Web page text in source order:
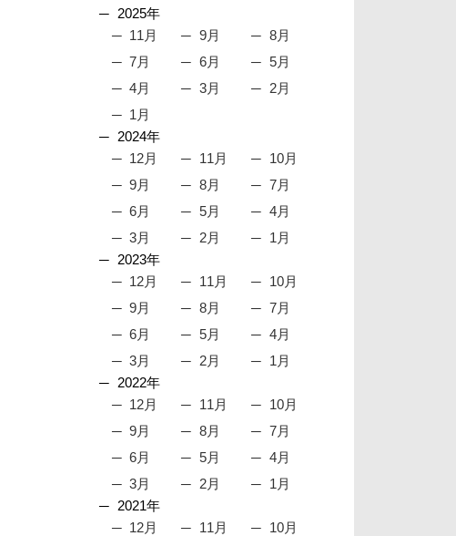
2025年
11月
9月
8月
7月
6月
5月
4月
3月
2月
1月
2024年
12月
11月
10月
9月
8月
7月
6月
5月
4月
3月
2月
1月
2023年
12月
11月
10月
9月
8月
7月
6月
5月
4月
3月
2月
1月
2022年
12月
11月
10月
9月
8月
7月
6月
5月
4月
3月
2月
1月
2021年
12月
11月
10月